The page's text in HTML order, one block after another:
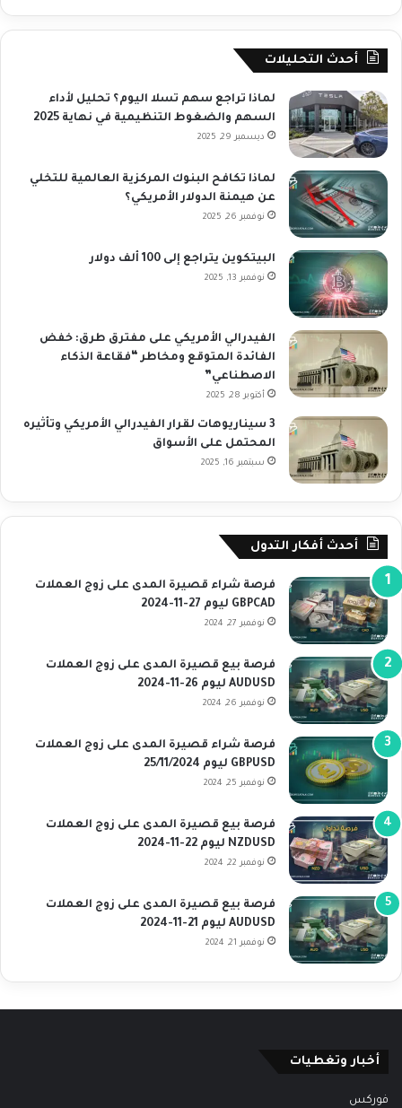
أحدث التحليلات
لماذا تراجع سهم تسلا اليوم؟ تحليل لأداء
السهم والضغوط التنظيمية في نهاية 2025
ديسمبر 29, 2025
لماذا تكافح البنوك المركزية العالمية للتخلي
عن هيمنة الدولار الأمريكي؟
نوفمبر 26, 2025
البيتكوين يتراجع إلى 100 ألف دولار
نوفمبر 13, 2025
الفيدرالي الأمريكي على مفترق طرق: خفض
الفائدة المتوقع ومخاطر “فقاعة الذكاء
الاصطناعي”
أكتوبر 28, 2025
3 سيناريوهات لقرار الفيدرالي الأمريكي وتأثيره
المحتمل على الأسواق
سبتمبر 16, 2025
أحدث أفكار التدول
فرصة شراء قصيرة المدى على زوج العملات
GBPCAD ليوم 27-11-2024
نوفمبر 27, 2024
فرصة بيع قصيرة المدى على زوج العملات
AUDUSD ليوم 26-11-2024
نوفمبر 26, 2024
فرصة شراء قصيرة المدى على زوج العملات
GBPUSD ليوم 25/11/2024
نوفمبر 25, 2024
فرصة بيع قصيرة المدى على زوج العملات
NZDUSD ليوم 22-11-2024
نوفمبر 22, 2024
فرصة بيع قصيرة المدى على زوج العملات
AUDUSD ليوم 21-11-2024
نوفمبر 21, 2024
أخبار وتغطيات
فوركس